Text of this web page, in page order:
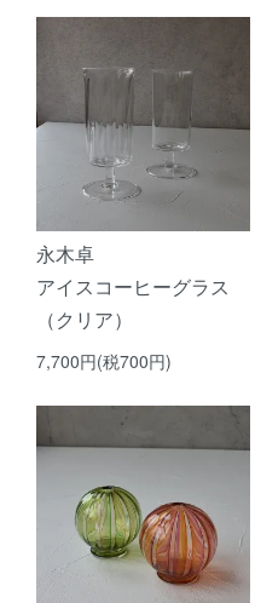
永木卓
アイスコーヒーグラス
（クリア）
7,700円(税700円)